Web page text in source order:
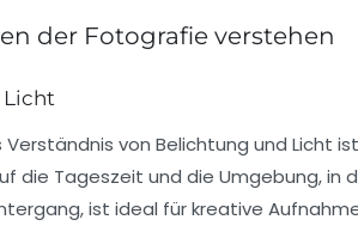
der Fotografie verstehen
Verständnis von Belichtung und Licht
die Tageszeit und die Umgebung, in
ist ideal für kreative